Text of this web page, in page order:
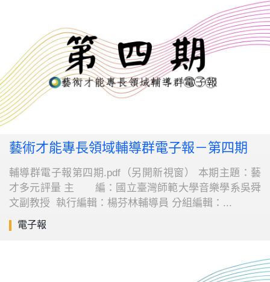
藝術才能專長領域輔導群電子報－第四期
輔導群電子報第四期.pdf（另開新視窗） 本期主題：藝
才多元評量 主 編：國立臺灣師範大學音樂學系吳舜
文副教授 執行編輯：楊芬林輔導員 分組編輯：...
電子報